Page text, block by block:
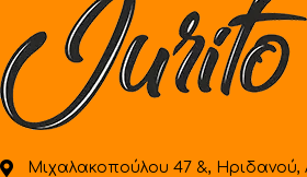
Μιχαλακοπούλου 47 &, Ηριδανού,